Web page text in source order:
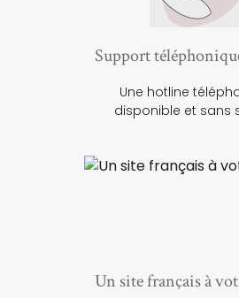
Support
Une hotline
disponible et sans
Un site français à